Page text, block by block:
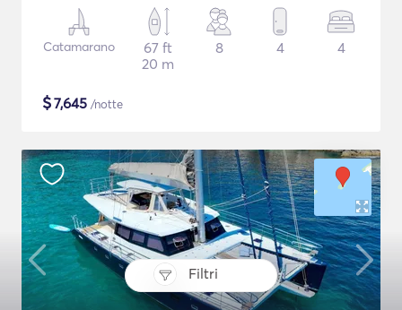
Filtri
Catamarano
67 ft
20 m
8 4 4
$7,645 /notte